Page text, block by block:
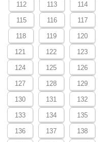
112 113 114
115 116 117
118 119 120
121 122 123
124 125 126
127 128 129
130 131 132
133 134 135
136 137 138